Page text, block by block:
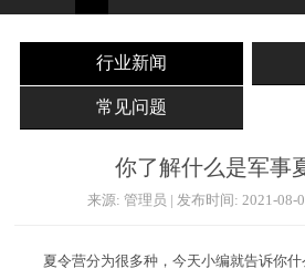
行业新闻
常见问题
你了解什么是军事
来源: 管理员 | 发布时间: 2021-08-
夏令营分为很多种，今天小编就告诉你什